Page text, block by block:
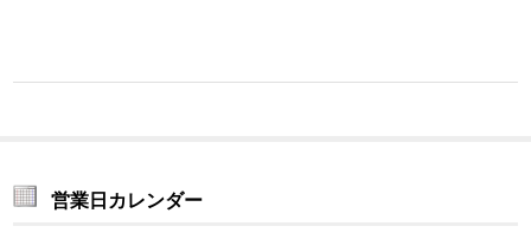
営業日カレンダー